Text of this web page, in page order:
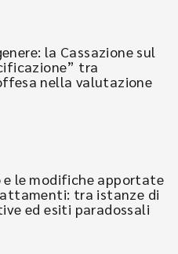
la Cassazione sul
tra
nella valutazione
e le modifiche apportate
tra istanze di
ed esiti paradossali